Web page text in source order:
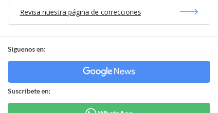
Revisa nuestra página de correcciones
Síguenos en:
Suscríbete en: